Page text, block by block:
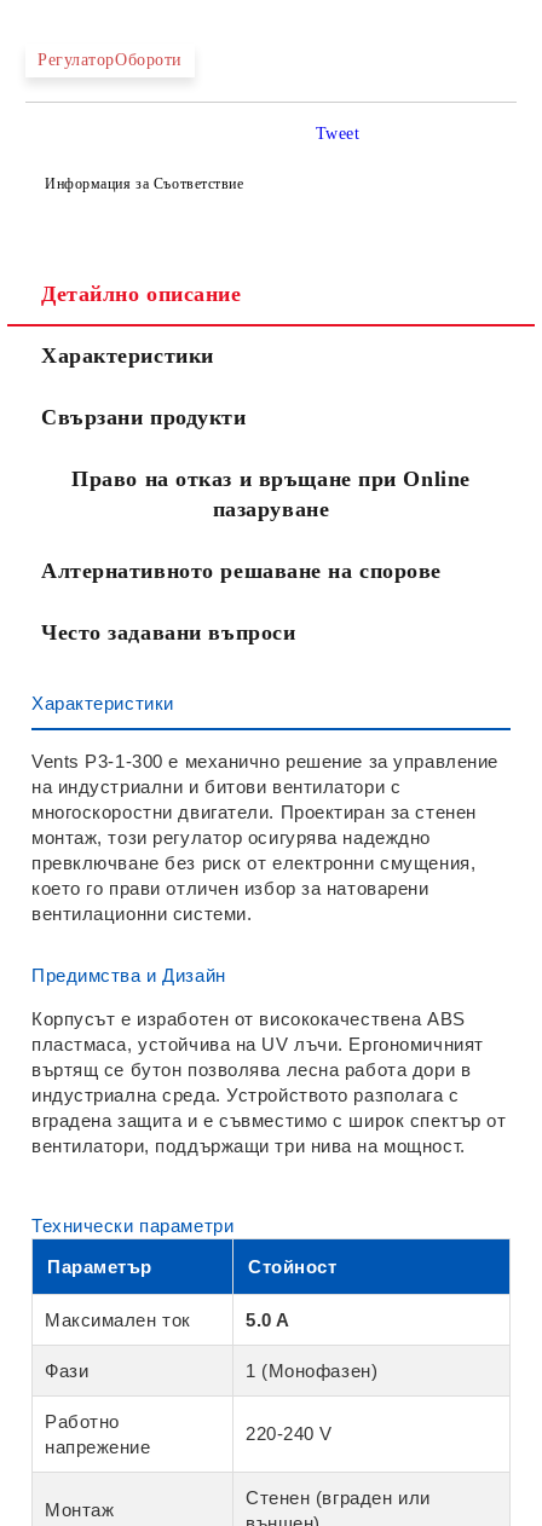
РегулаторОбороти
Информация за Съответствие
Tweet
Детайлно описание
Характеристики
Свързани продукти
Право на отказ и връщане при Online
пазаруване
Алтернативното решаване на спорове
Често задавани въпроси
Характеристики
Vents P3-1-300 е механично решение за управление
на индустриални и битови вентилатори с
многоскоростни двигатели. Проектиран за стенен
монтаж, този регулатор осигурява надеждно
превключване без риск от електронни смущения,
което го прави отличен избор за натоварени
вентилационни системи.
Предимства и Дизайн
Корпусът е изработен от висококачествена ABS
пластмаса, устойчива на UV лъчи. Ергономичният
въртящ се бутон позволява лесна работа дори в
индустриална среда. Устройството разполага с
вградена защита и е съвместимо с широк спектър от
вентилатори, поддържащи три нива на мощност.
Технически параметри
Параметър
Стойност
Максимален ток 5.0 A
Фази 1 (Монофазен)
Работно
напрежение
220-240 V
Монтаж
Стенен (вграден или